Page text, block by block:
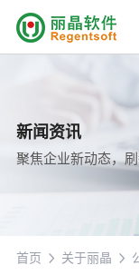
新闻资讯
聚焦企业新动态，
首页 关于丽晶